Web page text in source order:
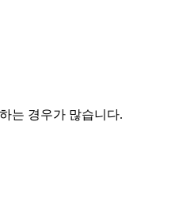
는 경우가 많습니다.